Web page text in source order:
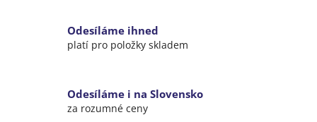
Odesíláme ihned
platí pro položky skladem
Odesíláme i na Slovensko
za rozumné ceny